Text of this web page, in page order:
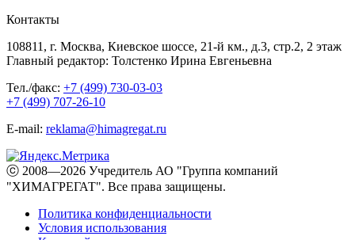
Контакты
108811, г. Москва, Киевское шоссе, 21-й км., д.3, стр.2, 2 этаж
Главный редактор: Толстенко Ирина Евгеньевна
Тел./факс: +7 (499) 730-03-03
+7 (499) 707-26-10
E-mail: reklama@himagregat.ru
ⓒ 2008—2026 Учредитель АО "Группа компаний
"ХИМАГРЕГАТ". Все права защищены.
Политика конфиденциальности
Условия использования